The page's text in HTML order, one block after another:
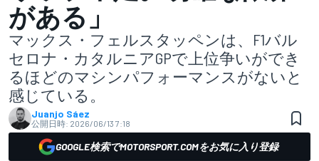
がある」
マックス・フェルスタッペンは、F1バル
セロナ・カタルニアGPで上位争いができ
るほどのマシンパフォーマンスがないと
感じている。
Juanjo Sáez
公開日時: 2026/06/13 7:18
GOOGLE検索でMOTORSPORT.COMをお気に入り登録